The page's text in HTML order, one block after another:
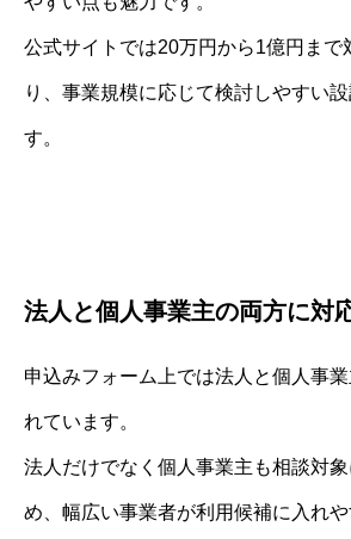
公式サイトでは20万円から1億円まで
り、事業規模に応じて検討しやすい
す。
法人と個人事業主の両方に対
申込みフォーム上では法人と個人事
れています。
法人だけでなく個人事業主も相談対
め、幅広い事業者が利用候補に入れ